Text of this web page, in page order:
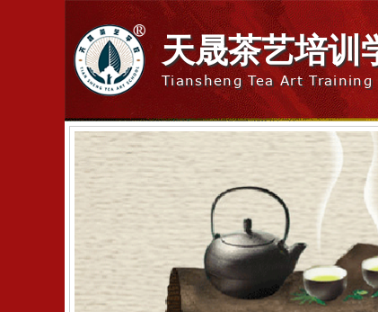
天晟茶艺培训
Tiansheng Tea Art Training